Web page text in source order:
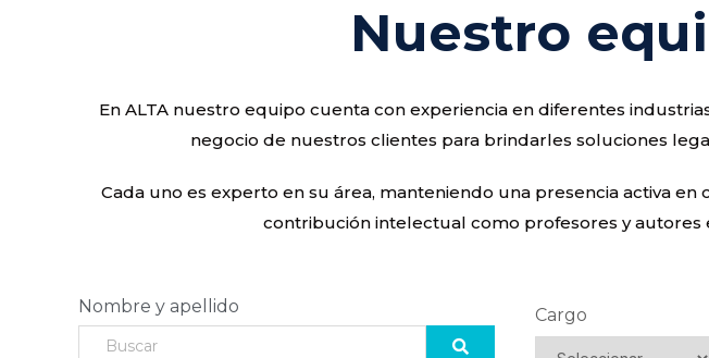
Nuestro
En ALTA nuestro equipo cuenta con experiencia en diferentes
negocio de nuestros clientes para brindarles soluciones
Cada uno es experto en su área, manteniendo una presencia activa
contribución intelectual como profesores y autores
Nombre y apellido Cargo